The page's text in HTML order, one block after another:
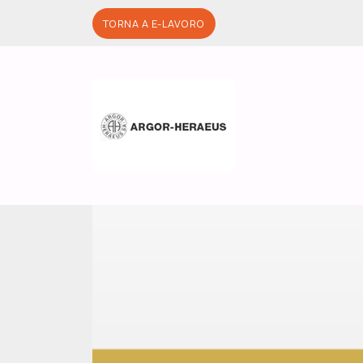
Salta al contenuto principale
TORNA A E-LAVORO